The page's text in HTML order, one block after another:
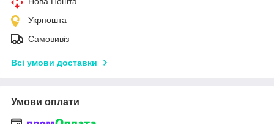
Укрпошта
Самовивіз
Всі умови доставки
Умови оплати